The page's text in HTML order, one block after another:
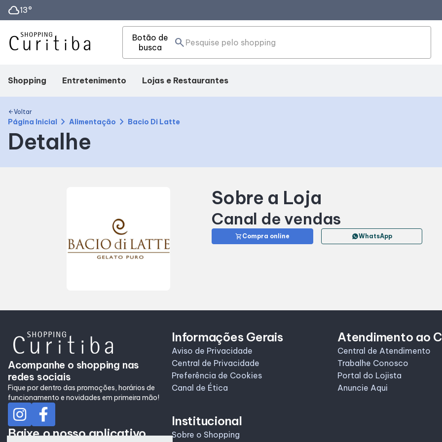
cloud13°
Botão de
busca
search
Shopping
Mapa Interno
Facilidades
Como Chegar
Entretenimento
Eventos
Lojas e Restaurantes
arrow_backVoltar
Página Inicial chevron_right Alimentação chevron_right Bacio Di Latte
Detalhe
Sobre a Loja
Canal de vendas
shopping_cart Compra online WhatsApp
Acompanhe o shopping nas
redes sociais
Fique por dentro das promoções, horários de
funcionamento e novidades em primeira mão!
Baixe o nosso aplicativo
Informações Gerais
Aviso de Privacidade
Central de Privacidade
Preferência de Cookies
Canal de Ética
Institucional
Sobre o Shopping
Atendimento ao
Central de Atendimento
Trabalhe Conosco
Portal do Lojista
Anuncie Aqui